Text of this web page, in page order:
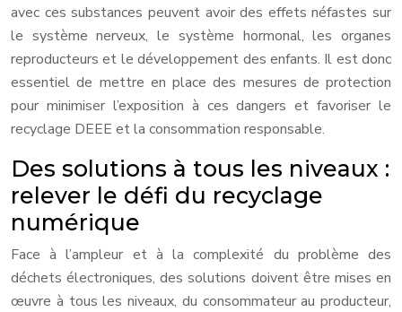
avec ces substances peuvent avoir des effets néfastes sur
le système nerveux, le système hormonal, les organes
reproducteurs et le développement des enfants. Il est donc
essentiel de mettre en place des mesures de protection
pour minimiser l’exposition à ces dangers et favoriser le
recyclage DEEE et la consommation responsable.
Des solutions à tous les niveaux :
relever le défi du recyclage
numérique
Face à l’ampleur et à la complexité du problème des
déchets électroniques, des solutions doivent être mises en
œuvre à tous les niveaux, du consommateur au producteur,